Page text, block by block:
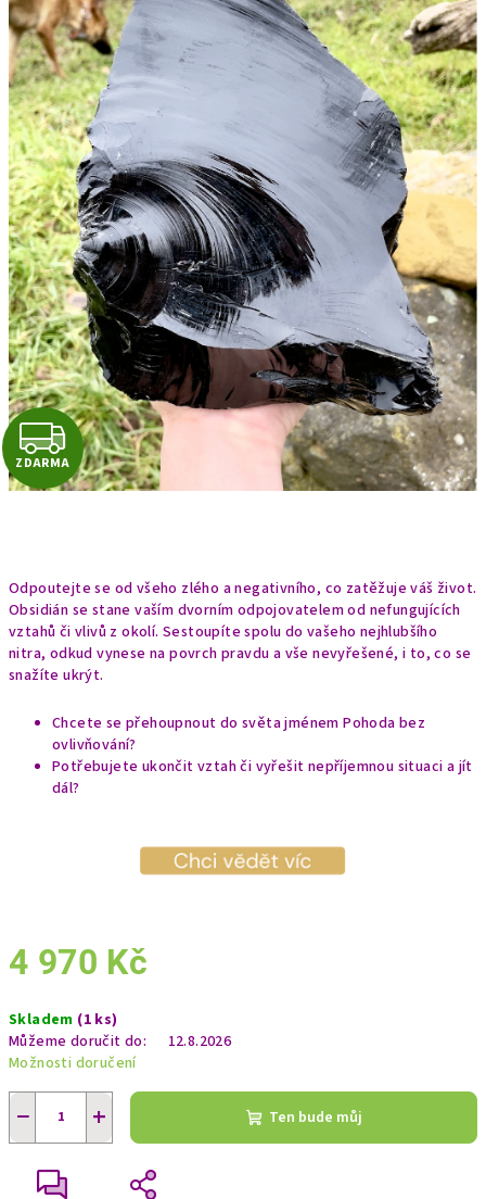
Odpoutejte se od všeho zlého a negativního, co zatěžuje váš život.
Obsidián se stane vaším dvorním odpojovatelem od nefungujících
vztahů či vlivů z okolí. Sestoupíte spolu do vašeho nejhlubšího
nitra, odkud vynese na povrch pravdu a vše nevyřešené, i to, co se
snažíte ukrýt.
Chcete se přehoupnout do světa jménem Pohoda bez
ovlivňování?
Potřebujete ukončit vztah či vyřešit nepříjemnou situaci a jít
dál?
4 970 Kč
cena:
Skladem (1 ks)
Můžeme doručit do:
12.8.2026
Možnosti doručení
+
− Ten bude můj
Z
D
R
M
A
ZDARMA